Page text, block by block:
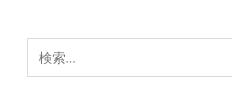
開
き
ま
シ
索: